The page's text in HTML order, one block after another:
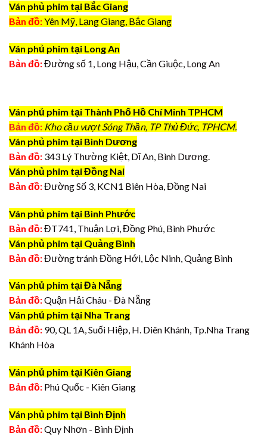
Ván phủ phim tại Bắc Giang
Bản đồ:Yên Mỹ, Lạng Giang, Bắc Giang
Ván phủ phim tại Long An
Bản đồ:Đường số 1, Long Hậu, Cần Giuộc, Long An
Ván phủ phim tại Thành Phố Hồ Chí Minh TPHCM
Bản đồ: Kho cầu vượt Sóng Thần, TP Thủ Đức, TPHCM.
Ván phủ phim tại Bình Dương
Bản đồ: 343 Lý Thường Kiệt, Dĩ An, Bình Dương.
Ván phủ phim tại Đồng Nai
Bản đồ:Đường Số 3, KCN1 Biên Hòa, Đồng Nai
Ván phủ phim tại Bình Phước
Bản đồ:ĐT741, Thuận Lợi, Đồng Phú, Bình Phước
Ván phủ phim tại Quảng Bình
Bản đồ:Đường tránh Đồng Hới, Lộc Ninh, Quảng Bình
Ván phủ phim tại Đà Nẵng
Bản đồ:Quận Hải Châu - Đà Nẵng
Ván phủ phim tại Nha Trang
Bản đồ: 90, QL 1A, Suối Hiệp, H. Diên Khánh, Tp.Nha Trang
Khánh Hòa
Ván phủ phim tại Kiên Giang
Bản đồ: Phú Quốc - Kiên Giang
Ván phủ phim tại Bình Định
Bản đồ:Quy Nhơn - Bình Định